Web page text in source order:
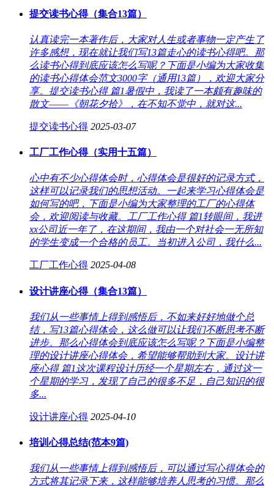
提交读书心得（集合13篇）
认真读完一本著作后，大家对人生或者事物一定产生了
许多感想，现在就让我们写13篇走心的读书心得吧。那
么读书心得到底应该怎么写呢？下面是小编为大家收集
的读书心得体会范文3000字（通用13篇），欢迎大家分
享。提交读书心得 篇1暑假中，我读了一本颇有趣味的
散文――《朝花夕拾》，在不知不觉中，就对这...
提交读书心得 2025-03-07
工厂工作心得（实用十五篇）
心中有不少心得体会时，心得体会是很好的记录方式，
这样可以记录我们的思想活动。一起来学习心得体会是
如何写的吧，下面是小编为大家整理的工厂的心得体
会，欢迎阅读与收藏。工厂工作心得 篇1转眼间，我进
xx公司近一年了，在这期间，我由一个对社会一无所知
的学生变成一个合格的员工。当初进入公司，我什么...
工厂工作心得 2025-04-08
设计讲座心得（集合13篇）
我们从一些事情上得到感悟后，不如来好好地做个总
结，写13篇心得体会，这么做可以让我们不断思考不断
进步。那么心得体会到底应该怎么写呢？下面是小编整
理的设计讲座心得体会，希望能够帮助到大家。设计讲
座心得 篇1这次课程设计历经一个星期左右，通过这一
个星期的学习，发现了自己的很多不足，自己知识的很
多...
设计讲座心得 2025-04-10
培训心得总结(范本9篇)
我们从一些事情上得到感悟后，可以通过写心得体会的
方式将其记录下来，这样能够培养人思考的习惯。那么